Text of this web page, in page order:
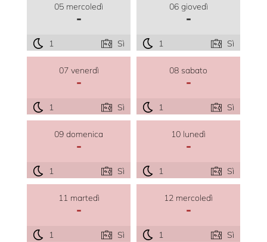
05 mercoledì
-
1 Sì
06 giovedì
-
1 Sì
07 venerdì
-
1 Sì
08 sabato
-
1 Sì
09 domenica
-
1 Sì
10 lunedì
-
1 Sì
11 martedì
-
1 Sì
12 mercoledì
-
1 Sì